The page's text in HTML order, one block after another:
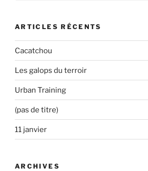
ARTICLES RÉCENTS
Cacatchou
Les galops du terroir
Urban Training
(pas de titre)
11 janvier
ARCHIVES